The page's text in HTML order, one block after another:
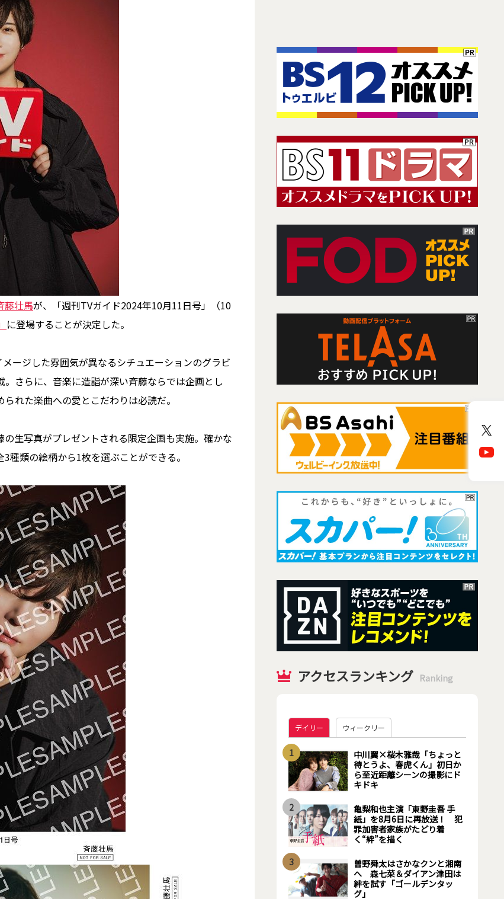
藤壮馬が、「週刊TVガイド2024年10月11日号」（10
に登場することが決定した。
ージした雰囲気が異なるシチュエーションのグラビ
さらに、音楽に造詣が深い斉藤ならでは企画とし
れた楽曲への愛とこだわりは必読だ。
生写真がプレゼントされる限定企画も実施。確かな
種類の絵柄から1枚を選ぶことができる。
アクセスランキング Ranking
デイリー ウィークリー
1
中川翼×桜木雅哉「ちょっと
待とうよ、春虎くん」初日か
ら至近距離シーンの撮影にド
キドキ
2
亀梨和也主演「東野圭吾 手
紙」を8月6日に再放送！ 犯
罪加害者家族がたどり着
く“絆”を描く
3
曽野舜太はさかなクンと湘南
へ 森七菜＆ダイアン津田は
絆を試す「ゴールデンタッ
グ」